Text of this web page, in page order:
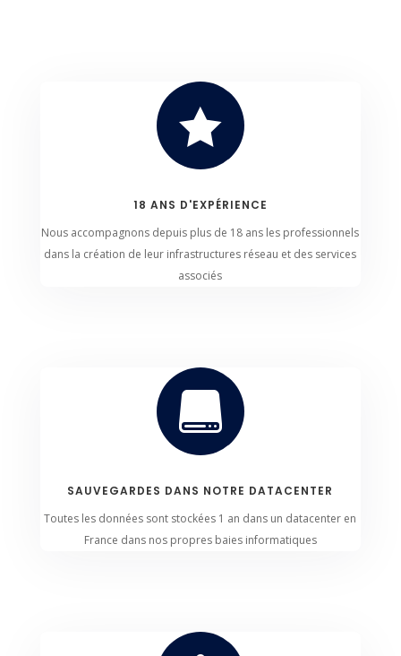

18 ANS D'EXPÉRIENCE
Nous accompagnons depuis plus de 18 ans les professionnels
dans la création de leur infrastructures réseau et des services
associés

SAUVEGARDES DANS NOTRE DATACENTER
Toutes les données sont stockées 1 an dans un datacenter en
France dans nos propres baies informatiques